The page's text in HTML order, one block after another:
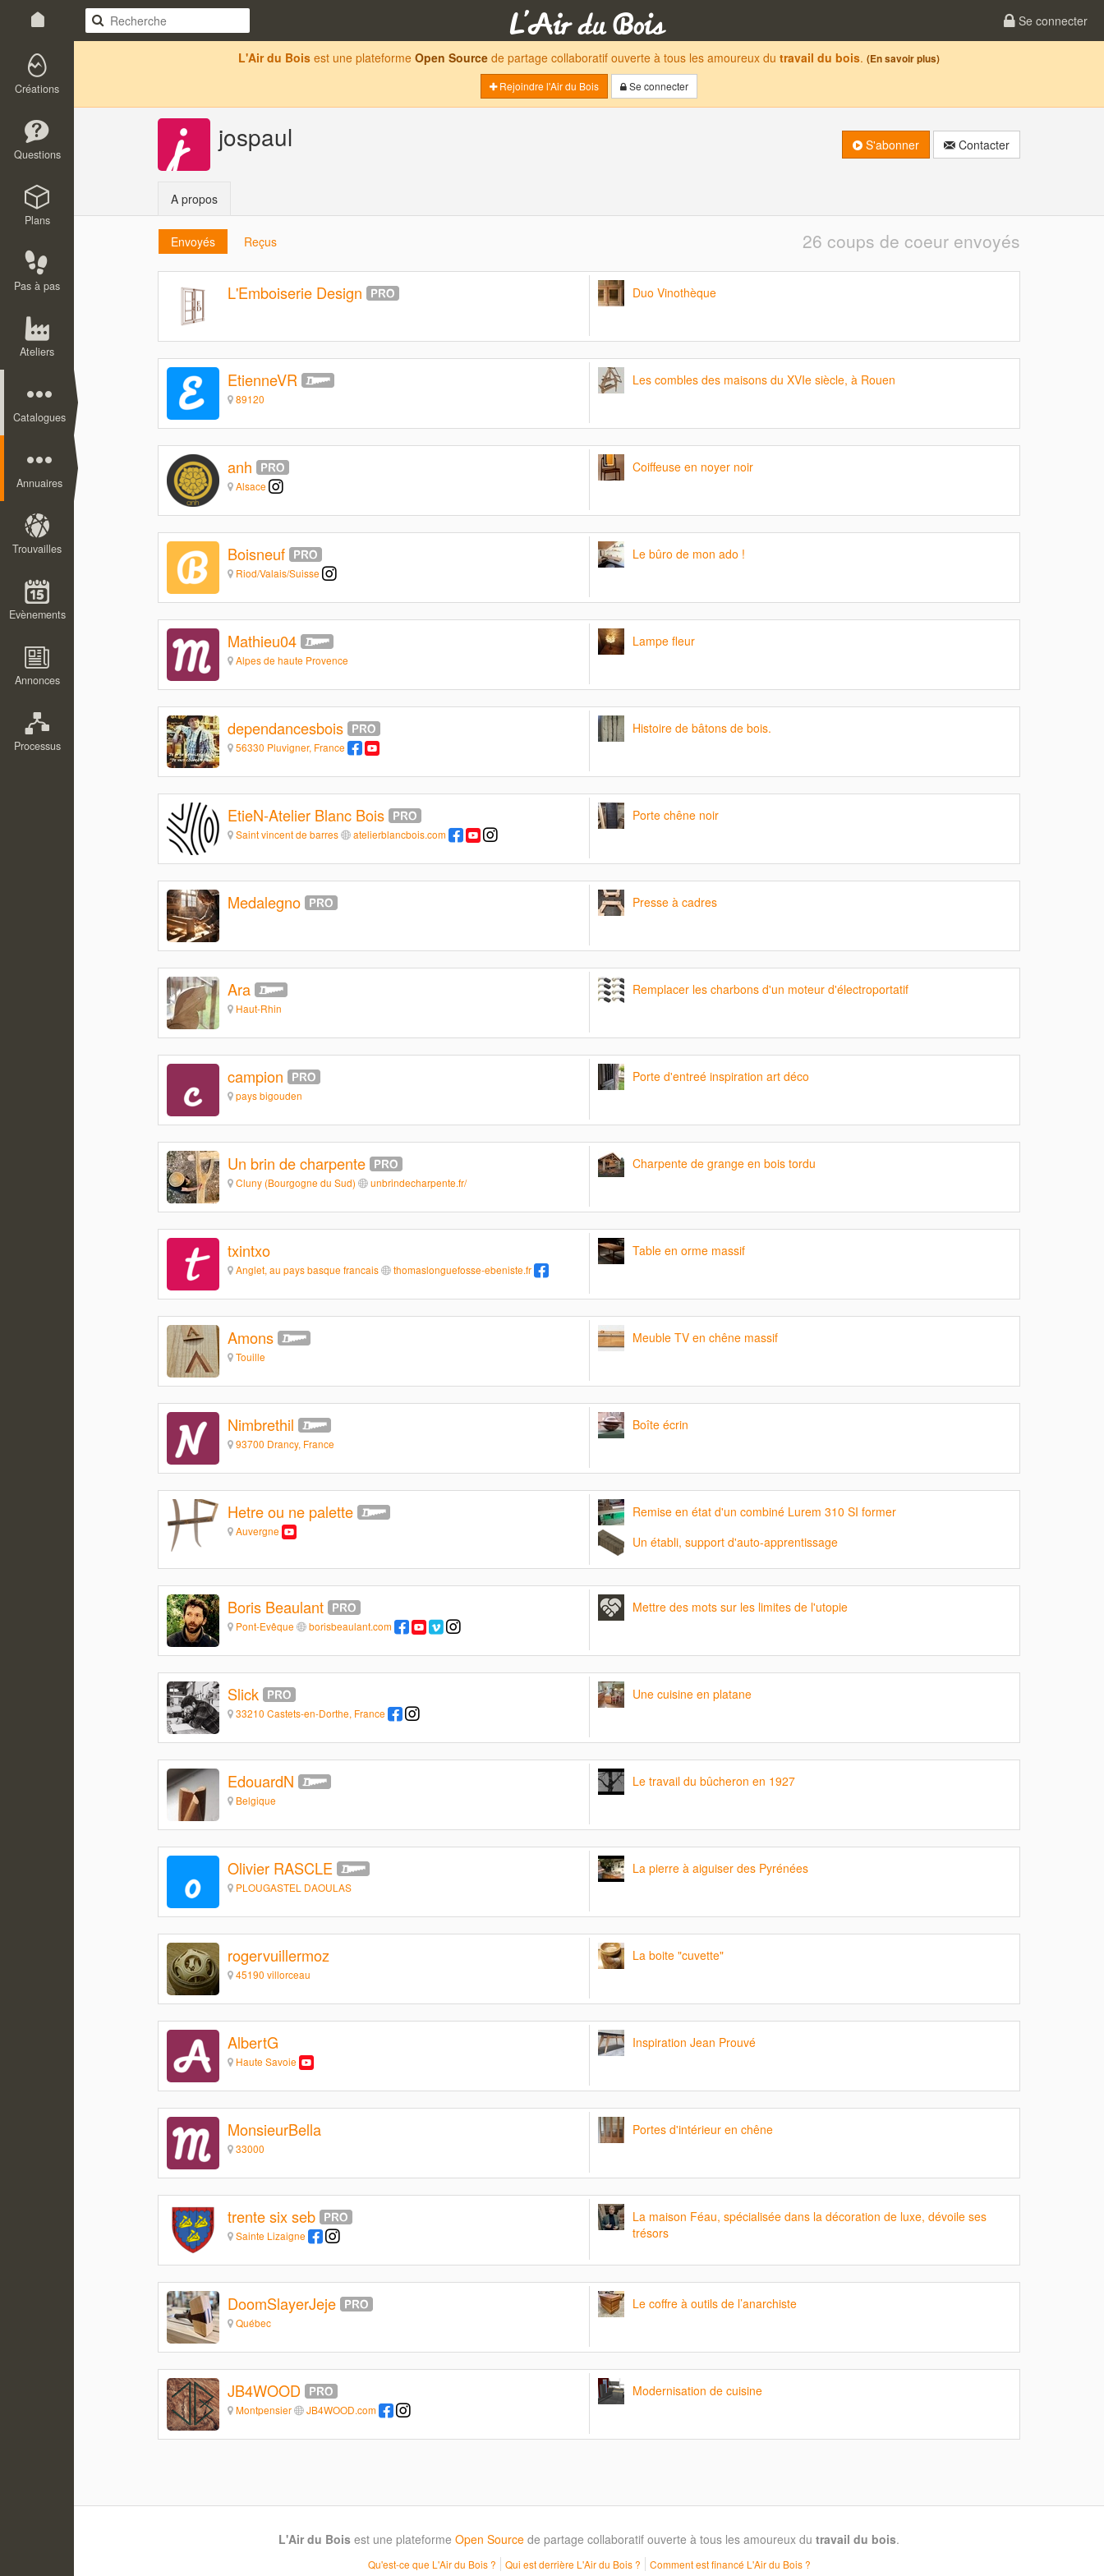
Se connecter
Créations
Questions
Plans
Pas à pas
Ateliers
Catalogues
Annuaires
Trouvailles
Evènements
Annonces
Processus
L'Air du Bois est une plateforme Open Source de partage collaboratif ouverte à tous les amoureux du travail du bois. (En savoir plus)
Rejoindre l'Air du Bois
Se connecter
jospaul S'abonner Contacter
A propos
Envoyés Reçus 26 coups de coeur envoyés
L'Emboiserie Design Duo Vinothèque
EtienneVR
89120
Les combles des maisons du XVIe siècle, à Rouen
anh
Alsace
Coiffeuse en noyer noir
Boisneuf
Riod/Valais/Suisse
Le bûro de mon ado !
Mathieu04
Alpes de haute Provence
Lampe fleur
dependancesbois
56330 Pluvigner, France
Histoire de bâtons de bois.
EtieN-Atelier Blanc Bois
Saint vincent de barres atelierblancbois.com
Porte chêne noir
Medalegno Presse à cadres
Ara
Haut-Rhin
Remplacer les charbons d'un moteur d'électroportatif
campion
pays bigouden
Porte d'entreé inspiration art déco
Un brin de charpente
Cluny (Bourgogne du Sud) unbrindecharpente.fr/
Charpente de grange en bois tordu
txintxo
Anglet, au pays basque francais thomaslonguefosse-ebeniste.fr
Table en orme massif
Amons
Touille
Meuble TV en chêne massif
Nimbrethil
93700 Drancy, France
Boîte écrin
Hetre ou ne palette
Auvergne
Remise en état d'un combiné Lurem 310 SI former
Un établi, support d'auto-apprentissage
Boris Beaulant
Pont-Evêque borisbeaulant.com
Mettre des mots sur les limites de l'utopie
Slick
33210 Castets-en-Dorthe, France
Une cuisine en platane
EdouardN
Belgique
Le travail du bûcheron en 1927
Olivier RASCLE
PLOUGASTEL DAOULAS
La pierre à aiguiser des Pyrénées
rogervuillermoz
45190 villorceau
La boite "cuvette"
AlbertG
Haute Savoie
Inspiration Jean Prouvé
MonsieurBella
33000
Portes d'intérieur en chêne
trente six seb
Sainte Lizaigne
La maison Féau, spécialisée dans la décoration de luxe, dévoile ses
trésors
DoomSlayerJeje
Québec
Le coffre à outils de l’anarchiste
JB4WOOD
Montpensier JB4WOOD.com
Modernisation de cuisine
L'Air du Bois est une plateforme Open Source de partage collaboratif ouverte à tous les amoureux du travail du bois.
Qu'est-ce que L'Air du Bois ? Qui est derrière L'Air du Bois ? Comment est financé L'Air du Bois ?